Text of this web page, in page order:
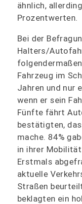
ähnlich,
Prozentwerten.
Bei der
Halters/
Fahrzeug im
Jahren und nur
wenn er sein
Fünfte fährt
bestätigten,
mache. 84%
in ihrer
Erstmals
aktuelle
Straßen
beklagten ein